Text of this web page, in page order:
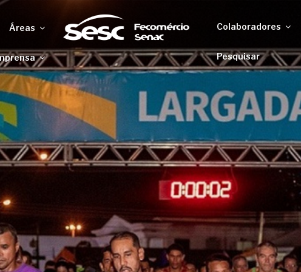
Áreas Colaboradores
Pesquisar